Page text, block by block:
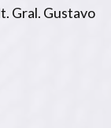
Gral. Gustavo